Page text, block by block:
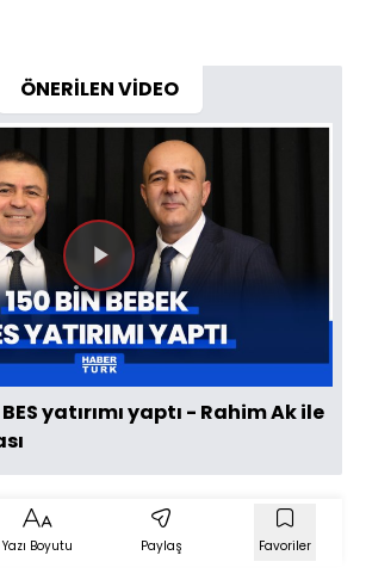
ÖNERİLEN VİDEO
Videoyu
Oynat
yatırımı yaptı - Rahim Ak ile
Yazı Boyutu Paylaş Favoriler